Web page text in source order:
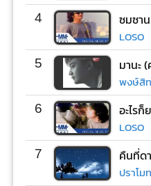
4 ซมซาน
LOSO
5 มานะ
พงษ์สิ
6 อะไร
LOSO
7 คืนที่ด
ปราโม